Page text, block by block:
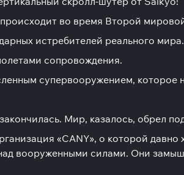
во время Второй
истребителей реального мира.
сопровождения.
супервооружением, которое
Мир, казалось, обрел
«CANY», о которой
вооруженными силами. Они